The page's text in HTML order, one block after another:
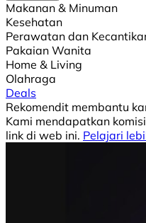
Makanan & Minuman
Kesehatan
Perawatan dan
Pakaian Wanita
Home & Living
Olahraga
Deals
Rekomendit membantu
Kami mendapatkan
link di web ini. Pelajari